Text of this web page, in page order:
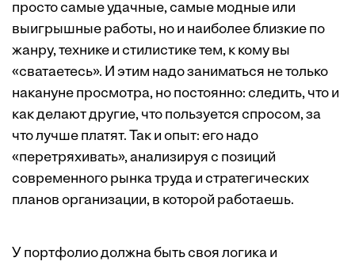
просто самые удачные, самые модные или
выигрышные работы, но и наиболее близкие по
жанру, технике и стилистике тем, к кому вы
«сватаетесь». И этим надо заниматься не только
накануне просмотра, но постоянно: следить, что и
как делают другие, что пользуется спросом, за
что лучше платят. Так и опыт: его надо
«перетряхивать», анализируя с позиций
современного рынка труда и стратегических
планов организации, в которой работаешь.
У портфолио должна быть своя логика и